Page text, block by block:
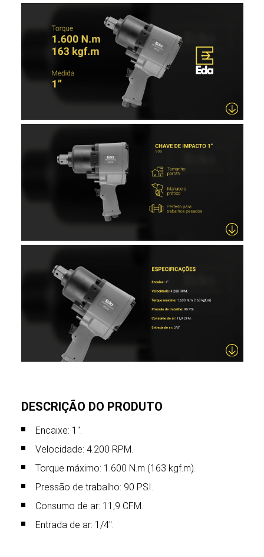
DESCRIÇÃO DO PRODUTO
Encaixe: 1".
Velocidade: 4.200 RPM.
Torque máximo: 1.600 N.m (163 kgf.m).
Pressão de trabalho: 90 PSI.
Consumo de ar: 11,9 CFM.
Entrada de ar: 1/4″.